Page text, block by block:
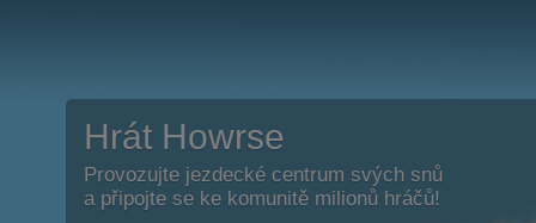
Hrát Howrse
Provozujte jezdecké centrum svých snů
a připojte se ke komunitě milionů hráčů!